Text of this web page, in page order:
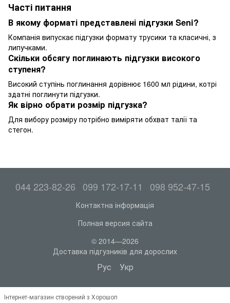
Часті питання
В якому форматі представлені підгузки Seni?
Компанія випускає підгузки формату трусики та класичні, з
липучками.
Скільки обсягу поглинають підгузки високого
ступеня?
Високий ступінь поглинання дорівнює 1600 мл рідини, котрі
здатні поглинути підгузки.
Як вірно обрати розмір підгузка?
Для вибору розміру потрібно виміряти обхват талії та
стегон.
044 223-82-26 099 172-17-11 098 952-47-15
Контактна інформація
Полная версия сайта
© 2014—2026
Доставка підгузників для дорослих
Рус Укр
Інтернет-магазин створений з Хорошоп